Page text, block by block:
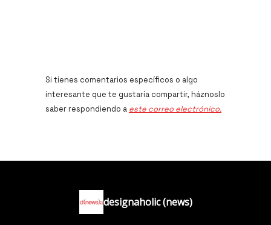
Si tienes comentarios específicos o algo
interesante que te gustaría compartir, háznoslo
saber respondiendo a este correo electrónico.
designaholic (news)